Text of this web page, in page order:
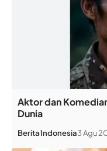
Aktor dan
Dunia
BeritaIndonesia3 Agu